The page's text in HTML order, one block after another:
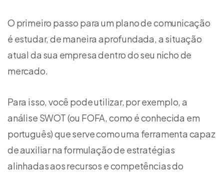
O primeiro passo para um plano de comunicação
é estudar, de maneira aprofundada, a situação
atual da sua empresa dentro do seu nicho de
mercado.
Para isso, você pode utilizar, por exemplo, a
análise SWOT (ou FOFA, como é conhecida em
português) que serve como uma ferramenta capaz
de auxiliar na formulação de estratégias
alinhadas aos recursos e competências do